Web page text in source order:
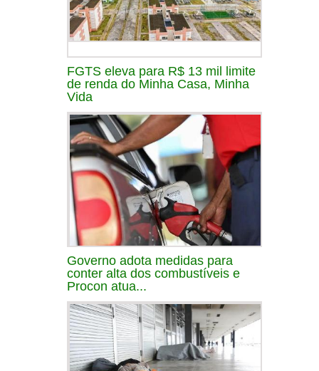
FGTS eleva para R$ 13 mil limite
de renda do Minha Casa, Minha
Vida
Governo adota medidas para
conter alta dos combustíveis e
Procon atua...